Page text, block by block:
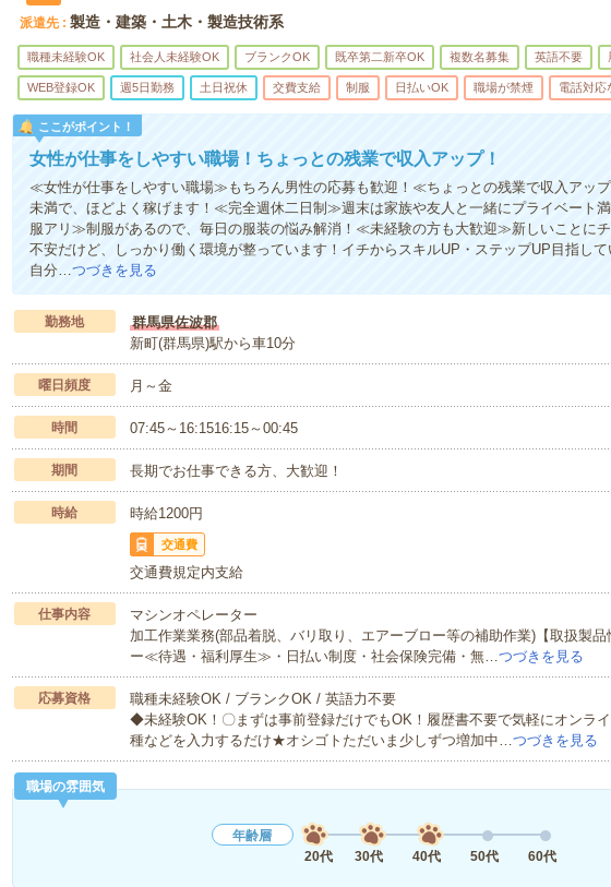
派遣先 製造・建築・土木・製造技術系
職種未経験OK 社会人未経験OK ブランクOK 既卒第二新卒OK 複数名募集 英語不要
WEB登録OK 週5日勤務 土日祝休 交費支給 制服 日払いOK 職場が禁煙 電話対応
ここがポイント！
女性が仕事をしやすい職場！ちょっとの残業で収入アップ！
≪女性が仕事をしやすい職場≫もちろん男性の応募も歓迎！≪ちょっとの残業で収入アッ
未満で、ほどよく稼げます！≪完全週休二日制≫週末は家族や友人と一緒にプライベート
服アリ≫制服があるので、毎日の服装の悩み解消！≪未経験の方も大歓迎≫新しいことに
不安だけど、しっかり働く環境が整っています！イチからスキルUP・ステップUP目指し
自分… つづきを見る
勤務地
群馬県佐波郡
新町(群馬県)駅から車10分
曜日頻度 月～金
時間 07:45～16:1516:15～00:45
期間 長期でお仕事できる方、大歓迎！
時給 時給1200円
交通費
交通費規定内支給
仕事内容
マシンオペレーター
加工作業業務(部品着脱、バリ取り、エアーブロー等の補助作業)【取扱製
ー≪待遇・福利厚生≫・日払い制度・社会保険完備・無… つづきを見る
応募資格
職種未経験OK / ブランクOK / 英語力不要
◆未経験OK！〇まずは事前登録だけでもOK！履歴書不要で気軽にオンラ
種などを入力するだけ★オシゴトただいま少しずつ増加中… つづきを見る
職場の雰囲気
年齢層
20代
30代 40代 50代 60代